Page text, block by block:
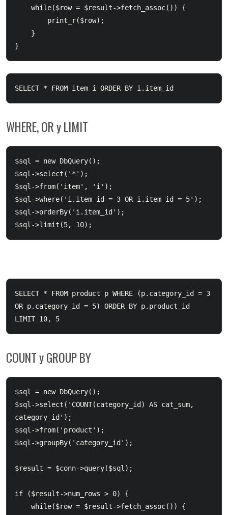
SELECT * FROM item i ORDER BY i.item_id
WHERE, OR y LIMIT
$sql = new DbQuery();
$sql->select('*');
$sql->from('item', 'i');
$sql->where('i.item_id = 3 OR i.item_id = 5');
$sql->orderBy('i.item_id');
$sql->limit(5, 10);
SELECT * FROM product p WHERE (p.category_id = 3
OR p.category_id = 5) ORDER BY p.product_id
COUNT y GROUP BY
$sql = new DbQuery();
$sql->select('COUNT(category_id) AS cat_sum,
category_id');
$sql->from('product');
$sql->groupBy('category_id');
$result = $conn->query($sql);
if ($result->num_rows > 0) {